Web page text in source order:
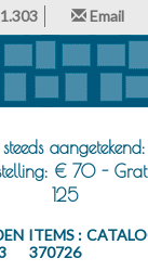
Email
steeds
€ 70 -
125
ITEMS :
370726